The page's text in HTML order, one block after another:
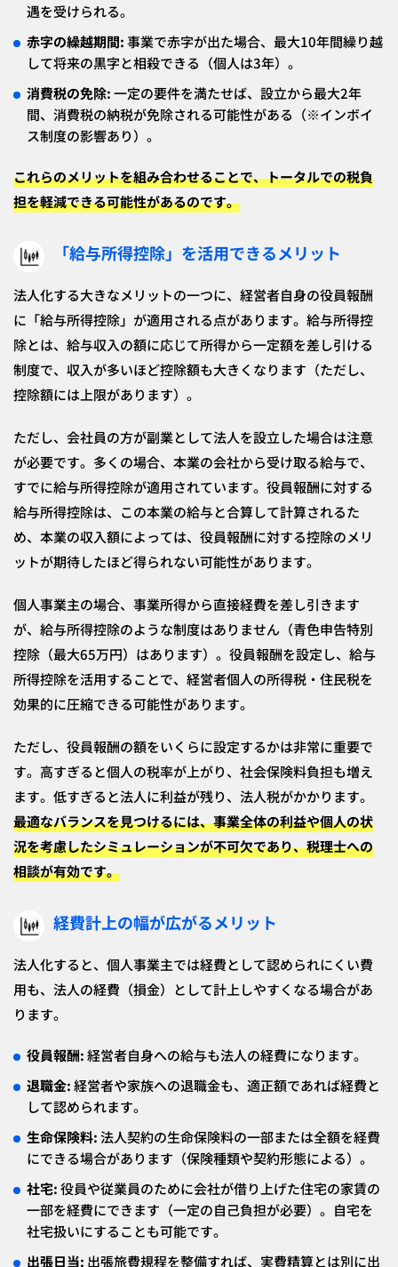
遇を受けられる。
赤字の繰越期間:事業で赤字が出た場合、最大10年間繰り越
して将来の黒字と相殺できる（個人は3年）。
消費税の免除:一定の要件を満たせば、設立から最大2年
間、消費税の納税が免除される可能性がある（※インボイ
ス制度の影響あり）。
これらのメリットを組み合わせることで、トータルでの税負
担を軽減できる可能性があるのです。
「給与所得控除」を活用できるメリット
法人化する大きなメリットの一つに、経営者自身の役員報酬
に「給与所得控除」が適用される点があります。給与所得控
除とは、給与収入の額に応じて所得から一定額を差し引ける
制度で、収入が多いほど控除額も大きくなります（ただし、
控除額には上限があります）。
ただし、会社員の方が副業として法人を設立した場合は注意
が必要です。多くの場合、本業の会社から受け取る給与で、
すでに給与所得控除が適用されています。役員報酬に対する
給与所得控除は、この本業の給与と合算して計算されるた
め、本業の収入額によっては、役員報酬に対する控除のメリ
ットが期待したほど得られない可能性があります。
個人事業主の場合、事業所得から直接経費を差し引きます
が、給与所得控除のような制度はありません（青色申告特別
控除（最大65万円）はあります）。役員報酬を設定し、給与
所得控除を活用することで、経営者個人の所得税・住民税を
効果的に圧縮できる可能性があります。
ただし、役員報酬の額をいくらに設定するかは非常に重要で
す。高すぎると個人の税率が上がり、社会保険料負担も増え
ます。低すぎると法人に利益が残り、法人税がかかります。
最適なバランスを見つけるには、事業全体の利益や個人の状
況を考慮したシミュレーションが不可欠であり、税理士への
相談が有効です。
経費計上の幅が広がるメリット
法人化すると、個人事業主では経費として認められにくい費
用も、法人の経費（損金）として計上しやすくなる場合があ
ります。
役員報酬:経営者自身への給与も法人の経費になります。
退職金:経営者や家族への退職金も、適正額であれば経費と
して認められます。
生命保険料:法人契約の生命保険料の一部または全額を経費
にできる場合があります（保険種類や契約形態による）。
社宅:役員や従業員のために会社が借り上げた住宅の家賃の
一部を経費にできます（一定の自己負担が必要）。自宅を
社宅扱いにすることも可能です。
出張日当: 出張旅費規程を整備すれば、実費精算とは別に出